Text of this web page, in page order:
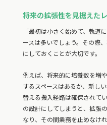
将来の拡張性を見据えた
「最初は小さく始めて、軌道
ースは多いでしょう。その際
にしておくことが大切です。
例えば、将来的に培養数を増
するスペースはあるか、新し
替える搬入経路は確保されて
の設計にしてしまうと、拡張
なり、その間業務を止めなけ